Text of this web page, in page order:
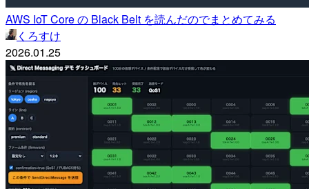
AWS IoT Core の Black Belt を読んだのでまとめてみる
くろすけ
2026.01.25